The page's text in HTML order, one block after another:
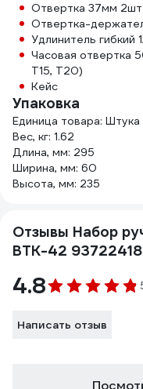
Отвертка 37мм 2шт
Отвертка-
Удлинитель гибкий
Часовая отвертка
T15, T20)
Кейс
Упаковка
Единица товара: Штука
Вес, кг: 1.62
Длина, мм: 295
Ширина, мм: 60
Высота, мм: 235
Отзывы Набор
BTK-42 93722418
4.8
Написать отзыв